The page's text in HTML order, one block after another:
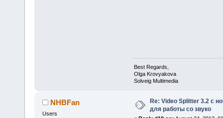
Best Regards,
Olga Krovyakova
Solveig Multimedia
NHBFan
Users
Re: Video Splitter 3.2 c
для работы со звуко